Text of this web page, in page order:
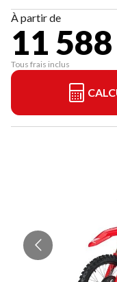
À partir de
11
Tous frais inclus